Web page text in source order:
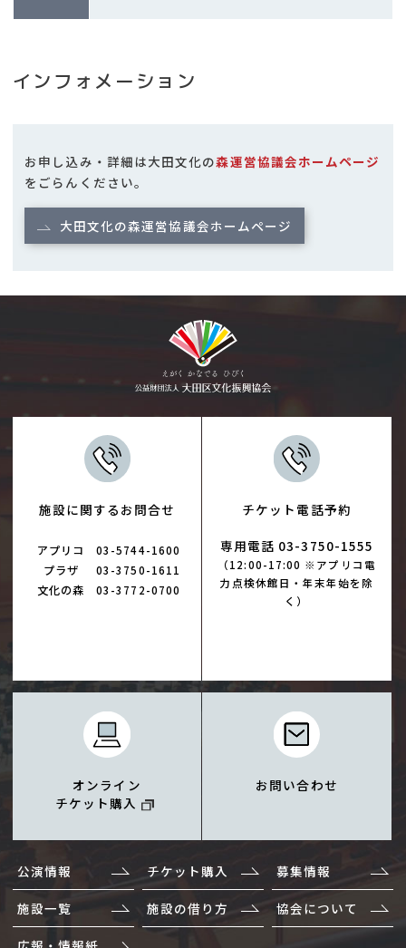
インフォメーション
お申し込み・詳細は大田文化の森運営協議会ホームページ
をごらんください。
大田文化の森運営協議会ホームページ
施設に関するお問合せ
アプリコ 03-5744-1600
プラザ 03-3750-1611
文化の森 03-3772-0700
チケット電話予約
専用電話 03-3750-1555
（12:00-17:00 ※アプリコ電
力点検休館日・年末年始を除
く）
オンライン
チケット購入
お問い合わせ
公演情報 チケット購入 募集情報
施設一覧 施設の借り方 協会について